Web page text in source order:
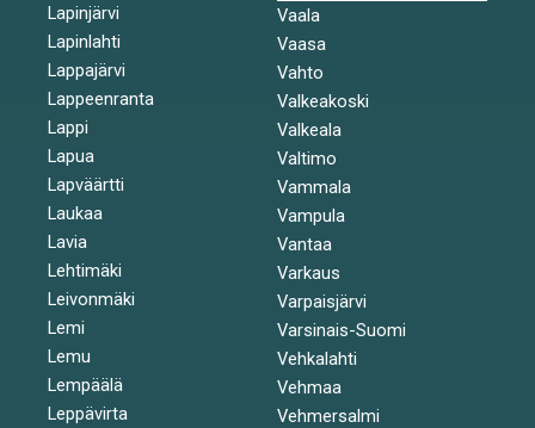
Lapinjärvi
Lapinlahti
Lappajärvi
Lappeenranta
Lappi
Lapua
Lapväärtti
Laukaa
Lavia
Lehtimäki
Leivonmäki
Lemi
Lemu
Lempäälä
Leppävirta
Vaala
Vaasa
Vahto
Valkeakoski
Valkeala
Valtimo
Vammala
Vampula
Vantaa
Varkaus
Varpaisjärvi
Varsinais-Suomi
Vehkalahti
Vehmaa
Vehmersalmi